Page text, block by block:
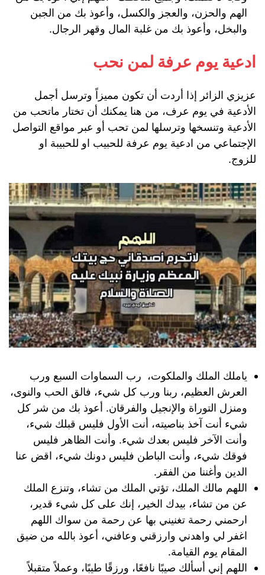
الهم والحزن، والعجز والكسل، وأعوذ بك من الجبن
والبخل، وأعوذ بك من غلبة المال وقهر الرجال.
ادعية يوم عرفة لمن نحب
عزيزي الزائر إذا أردت أن تكون مميزاً وترسل أجمل
الأدعية في يوم عرف، من هنا يمكنك أن تختار ماتحب من
الأدعية وتنسخها وترسلها لمن تحب أو عبر مواقع التواصل
الإجتماعي من ادعية يوم عرفة للحبيب او للحبيبة او
للزوج.
ياملك الملك والملكوت، رب السماوات السبع ورب
العرش العظيم، ربنا ورب كل شيء، فالق الحب والنوى،
ومنزل التوراة والإنجيل والفرقان. أعوذ بك من شر كل
شيء أنت آخذ بناصيته، أنت الأول فليس قبلك شيء،
وأنت الآخر فليس بعدك شيء. وأنت الظاهر فليس
فوقك شيء، وأنت الباطن فليس دونك شيء، اقض عنا
الدين وأغننا من الفقر.
اللهم مالك الملك، تؤتي الملك من تشاء، وتنزع الملك
عن من تشاء، بيدك الخير، إنك على كل شيء قدير،
ارحمني رحمة تغنيني بها عن رحمة من سواك اللهم
اغفر لي واهدني وارزقني وعافني، أعوذ بالله من ضيق
المقام يوم القيامة.
اللهم إني أسألك صيبًا نافعًا، ورزقًا طيبًا، وعملاً متقبلاً